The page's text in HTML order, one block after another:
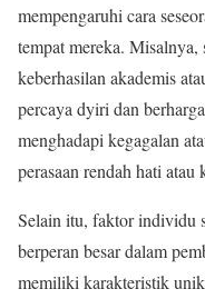
mempengaruhi cara
tempat mereka. Misalnya,
keberhasilan akademis
percaya dyiri dan
menghadapi kegagalan
perasaan rendah hati atau
Selain itu, faktor individu
berperan besar dalam
memiliki karakteristik